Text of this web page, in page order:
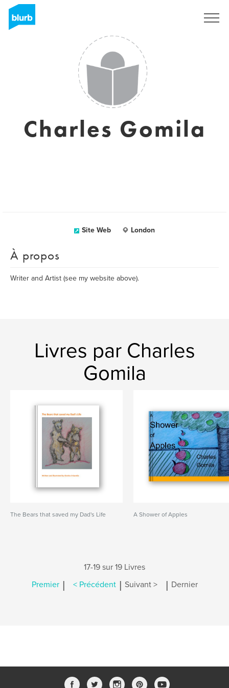
Charles Gomila
Site Web London
À propos
Writer and Artist (see my website above).
Livres par Charles
Gomila
The Bears that saved my Dad's Life A Shower of Apples
17-19 sur 19 Livres
Premier | < Précédent | Suivant > | Dernier